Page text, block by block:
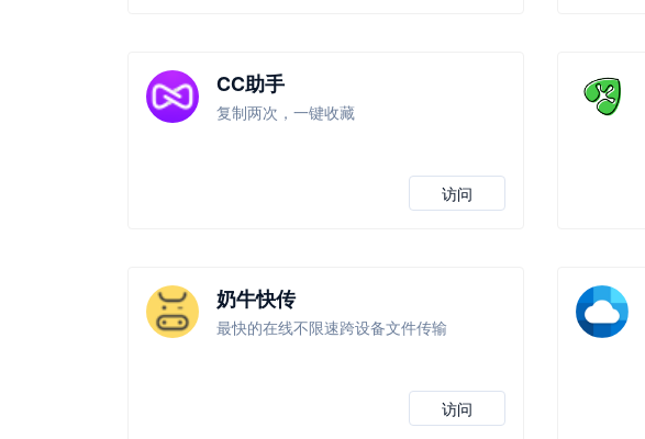
CC助手
复制两次，一键收藏
访问
奶牛快传
最快的在线不限速跨设备文件传输
访问